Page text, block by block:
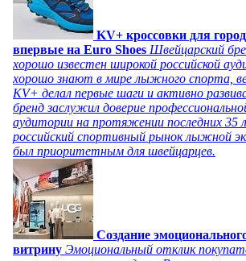
KV+ кроссовки для
впервые на Euro Shoes Швейцарский
хорошо известен широкой российской
хорошо знают в мире лыжного спорта,
KV+ делал первые шаги и активно
бренд заслужил доверие
аудитории на протяжении последних
российский спортивный рынок лыжной
был приоритетным для швейцарцев.
Создание
витрину Эмоциональный отклик